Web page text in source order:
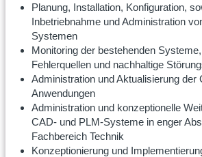
Planung, Installation, Konfiguration,
Inbetriebnahme und Administration
Systemen
Monitoring der bestehenden
Fehlerquellen und nachhaltige
Administration und Aktualisierung der
Anwendungen
Administration und konzeptionelle
CAD- und PLM-Systeme in enger
Fachbereich Technik
Konzeptionierung und